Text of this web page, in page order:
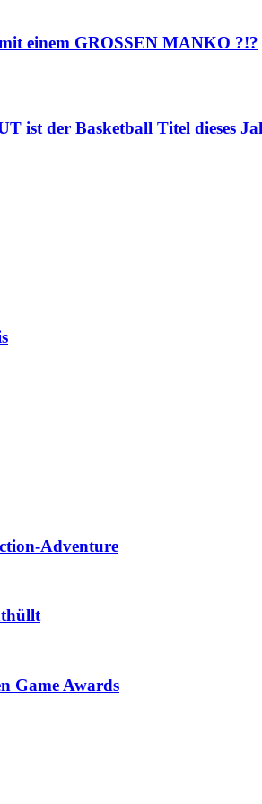
einem GROSSEN MANKO ?!?
ist der Basketball Titel dieses
Adventure
Game Awards